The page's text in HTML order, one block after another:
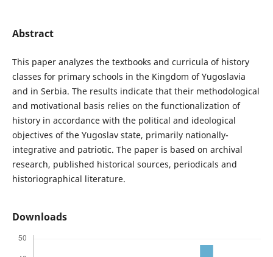
Abstract
This paper analyzes the textbooks and curricula of history
classes for primary schools in the Kingdom of Yugoslavia
and in Serbia. The results indicate that their methodological
and motivational basis relies on the functionalization of
history in accordance with the political and ideological
objectives of the Yugoslav state, primarily nationally-
integrative and patriotic. The paper is based on archival
research, published historical sources, periodicals and
historiographical literature.
Downloads